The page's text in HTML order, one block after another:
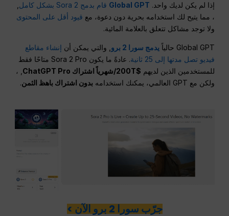
إذا لم يكن لديك واحد. Global GPT قام بدمج Sora 2 بشكل كامل
، مما يتيح لك استخدامه بحرية دون دعوة، مع قيود أقل على المحتوى
ولا توجد مشاكل تتعلق بالعلامة المائية.
Global GPT حالياً يدمج سورا 2 برو , والتي يمكن أن إنشاء مقاطع
فيديو تصل مدتها إلى 25 ثانية
. عادةً ما يكون Sora 2 Pro متاحًا فقط
للمستخدمين الذين لديهم $200T/شهرياً اشتراك ChatGPT Pro
, ،
ولكن مع GPT العالمي، يمكنك استخدامه
بدون اشتراك باهظ الثمن.
جرّب سورا 2 برو الآن >